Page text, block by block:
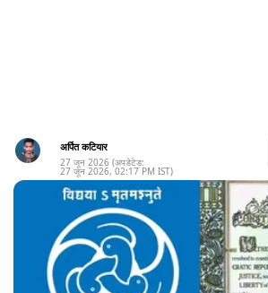
अर्पित कटियार
27 जून 2026 (अपडेटेड:
27 जून 2026, 02:17 PM IST)